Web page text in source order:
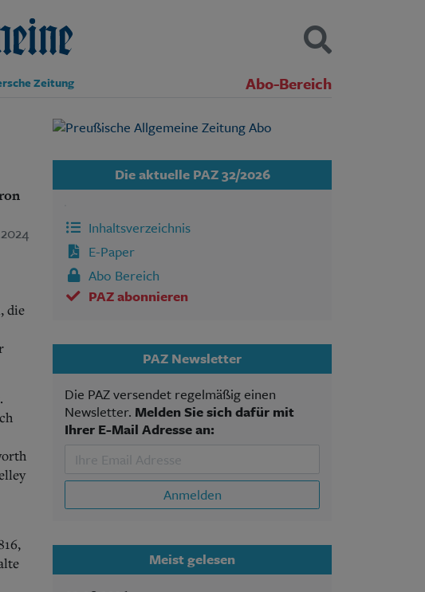
Zeitung Abo-Bereich
Kontakt
Datenschutz
SUCHEN
die
Die aktuelle PAZ 32/2026
Inhaltsverzeichnis
E-Paper
Abo Bereich
PAZ abonnieren
PAZ Newsletter
Die PAZ versendet regelmäßig einen
Newsletter. Melden Sie sich dafür mit
Ihrer E-Mail Adresse an:
Anmelden
Meist gelesen